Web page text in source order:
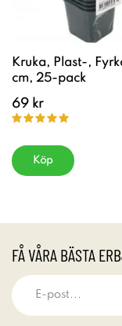
Kruka, Plast-,
cm, 25-pack
69 kr
Köp
FÅ VÅRA BÄSTA